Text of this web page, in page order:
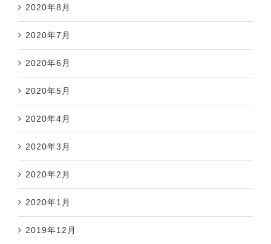
2020年8月
2020年7月
2020年6月
2020年5月
2020年4月
2020年3月
2020年2月
2020年1月
2019年12月